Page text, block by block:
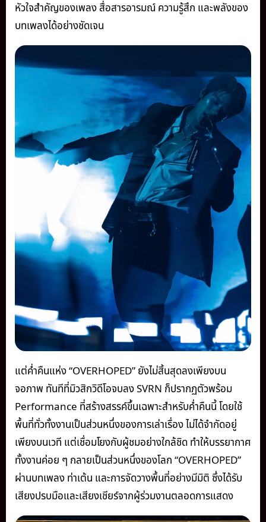
หัวใจสำคัญของเพลง สื่อสารอารมณ์ ความรู้สึก และพลังของ
บทเพลงได้อย่างชัดเจน
แต่ค่ำคืนแห่ง “OVERHOPED” ยังไม่สิ้นสุดลงเพียงบน
จอภาพ ทันทีที่มิวสิกวิดีโอจบลง SVRN ก็ปรากฏตัวพร้อม
Performance ที่สร้างสรรค์ขึ้นเฉพาะสำหรับค่ำคืนนี้ โดยใช้
พื้นที่ทั่วทั้งงานเป็นส่วนหนึ่งของการเล่าเรื่อง ไม่ได้จำกัดอยู่
เพียงบนเวที แต่เชื่อมโยงกับผู้ชมอย่างใกล้ชิด ทำให้บรรยากาศ
ทั้งงานค่อย ๆ กลายเป็นส่วนหนึ่งของโลก “OVERHOPED”
ผ่านบทเพลง ท่าเต้น และการจัดวางพื้นที่อย่างมีมิติ ซึ่งได้รับ
เสียงปรบมือและเสียงเชียร์จากผู้ร่วมงานตลอดการแสดง